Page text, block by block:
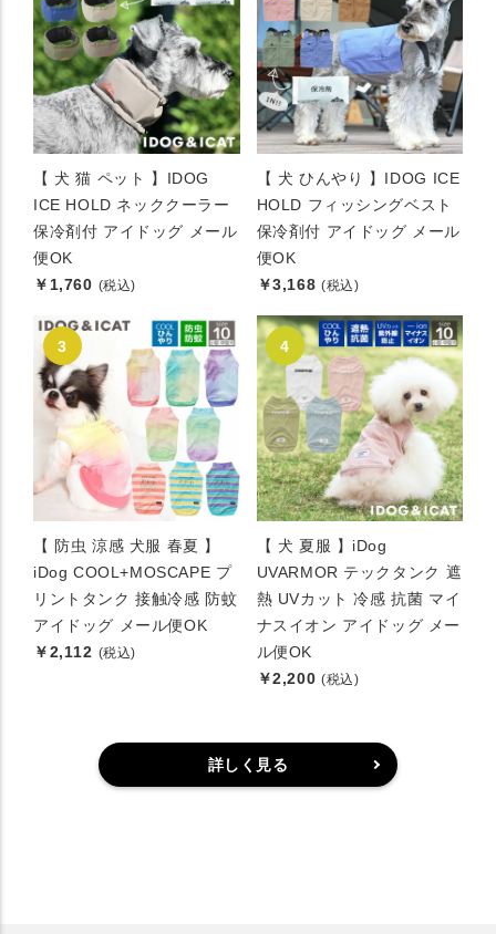
【 犬 猫 ペット 】IDOG
ICE HOLD ネッククーラー
保冷剤付 アイドッグ メール
便OK
￥1,760 (税込)
【 犬 ひんやり 】IDOG ICE
HOLD フィッシングベスト
保冷剤付 アイドッグ メール
便OK
￥3,168 (税込)
【 防虫 涼感 犬服 春夏 】
iDog COOL+MOSCAPE プ
リントタンク 接触冷感 防蚊
アイドッグ メール便OK
￥2,112 (税込)
【 犬 夏服 】iDog
UVARMOR テックタンク 遮
熱 UVカット 冷感 抗菌 マイ
ナスイオン アイドッグ メー
ル便OK
￥2,200 (税込)
詳しく見る